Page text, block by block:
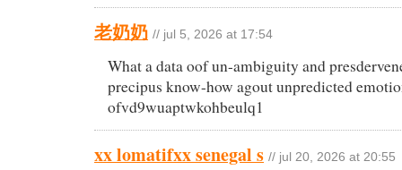
老奶奶 // jul 5, 2026 at 17:54
What a data oof un-ambiguity and
precipus know-how agout unpredicted
ofvd9wuaptwkohbeulq1
xx lomatifxx senegal s // jul 20, 2026 at 20:55